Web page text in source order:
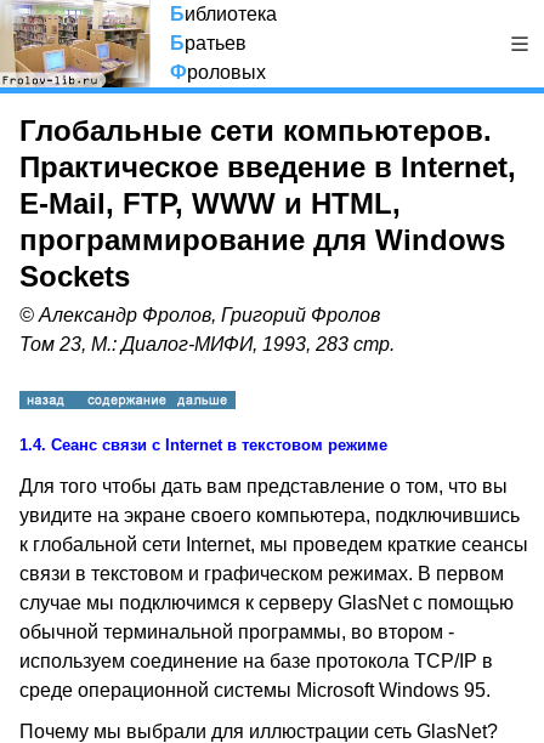
Библиотека
Братьев
Фроловых
Глобальные сети компьютеров.
Практическое введение в Internet,
E-Mail, FTP, WWW и HTML,
программирование для Windows
Sockets
© Александр Фролов, Григорий Фролов
Том 23, М.: Диалог-МИФИ, 1993, 283 стр.
1.4. Сеанс связи с Internet в текстовом режиме
Для того чтобы дать вам представление о том, что вы
увидите на экране своего компьютера, подключившись
к глобальной сети Internet, мы проведем краткие сеансы
связи в текстовом и графическом режимах. В первом
случае мы подключимся к серверу GlasNet с помощью
обычной терминальной программы, во втором -
используем соединение на базе протокола TCP/IP в
среде операционной системы Microsoft Windows 95.
Почему мы выбрали для иллюстрации сеть GlasNet?